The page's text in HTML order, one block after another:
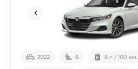
2022 5 8 л / 100 км.